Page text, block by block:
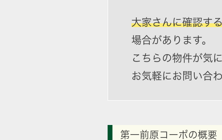
大家さんに確認す
場合があります。
こちらの物件が気
お気軽にお問い合
第一前原コーポの概要